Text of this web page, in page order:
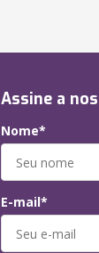
Assine a
Nome*
E-mail*